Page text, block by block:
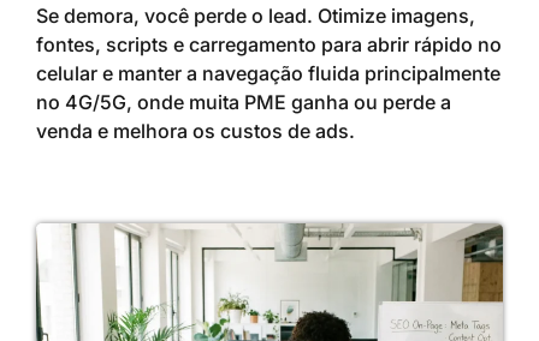
Se demora, você perde o lead. Otimize imagens,
fontes, scripts e carregamento para abrir rápido no
celular e manter a navegação fluida principalmente
no 4G/5G, onde muita PME ganha ou perde a
venda e melhora os custos de ads.